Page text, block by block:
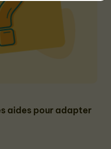
aides pour adapter